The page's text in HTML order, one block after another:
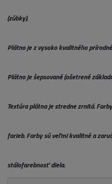
(zúbky).
Plátno je z vysoko kvalitného
Plátno je šepsované (ošetrené
Textúra plátna je stredne zrnitá.
farieb. Farby sú veľmi kvalitné a
stálofarebnosť diela.